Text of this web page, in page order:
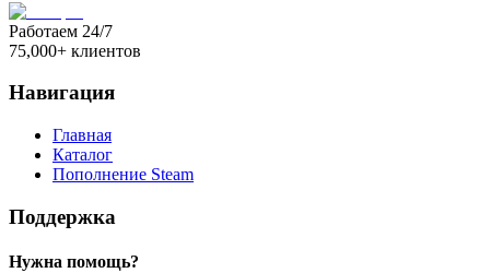
Работаем 24/7
75,000+ клиентов
Навигация
Главная
Каталог
Пополнение Steam
Поддержка
Нужна помощь?